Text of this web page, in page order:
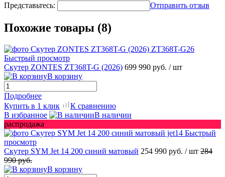
Представьтесь: Отправить отзыв
Похожие товары (8)
Быстрый просмотр
Скутер ZONTES ZT368T-G (2026) 699 990 руб. / шт
В корзину
Подробнее
Купить в 1 клик
К сравнению
В избранное
В наличии
распродажа
Быстрый
просмотр
Скутер SYM Jet 14 200 синий матовый 254 990 руб. / шт 284
990 руб.
В корзину